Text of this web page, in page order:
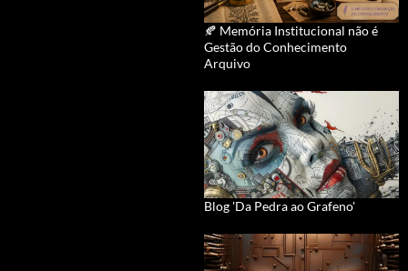
🍂 Memória Institucional não é
Gestão do Conhecimento
Arquivo
Blog 'Da Pedra ao Grafeno'